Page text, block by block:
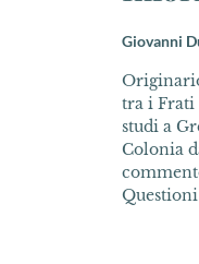
Giovanni
tra i Frati
studi a
Colonia